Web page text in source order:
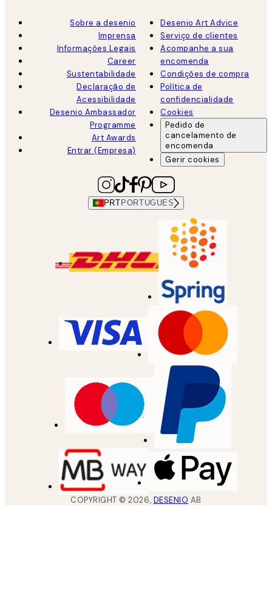
Sobre a desenio
Imprensa
Informações Legais
Career
Sustentabilidade
Declaração de
Acessibilidade
Desenio Ambassador
Programme
Art Awards
Entrar (Empresa)
Desenio Art Advice
Serviço de clientes
Acompanhe a sua
encomenda
Condições de compra
Política de
confidencialidade
Cookies
Pedido de
cancelamento de
encomenda
Gerir cookies
PRT PORTUGUES
COPYRIGHT ©2026, DESENIO AB